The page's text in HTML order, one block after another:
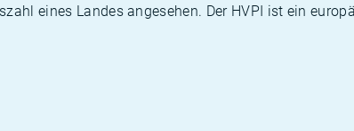
eines Landes angesehen. Der HVPI ist ein